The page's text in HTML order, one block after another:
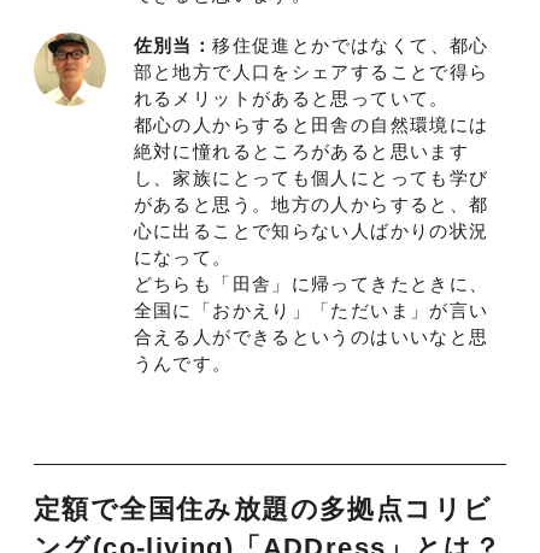
佐別当：移住促進とかではなくて、都心
部と地方で人口をシェアすることで得ら
れるメリットがあると思っていて。
都心の人からすると田舎の自然環境には
絶対に憧れるところがあると思います
し、家族にとっても個人にとっても学び
があると思う。地方の人からすると、都
心に出ることで知らない人ばかりの状況
になって。
どちらも「田舎」に帰ってきたときに、
全国に「おかえり」「ただいま」が言い
合える人ができるというのはいいなと思
うんです。
定額で全国住み放題の多拠点コリビ